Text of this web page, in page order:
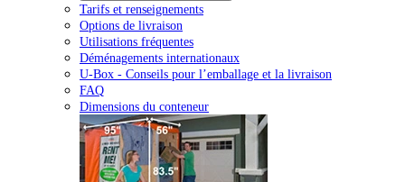
Tarifs et renseignements
Options de livraison
Utilisations fréquentes
Déménagements internationaux
U-Box - Conseils pour l’emballage et la livraison
FAQ
Dimensions du conteneur